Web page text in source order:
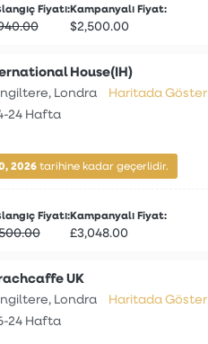
Fiyatı:Kampanyalı Fiyat:
$2,500.00
House(IH)
Londra
Haritada Göster
24 Hafta
2026tarihine kadar geçerlidir.
Fiyatı:Kampanyalı Fiyat:
£3,048.00
UK
Londra
Haritada Göster
24 Hafta